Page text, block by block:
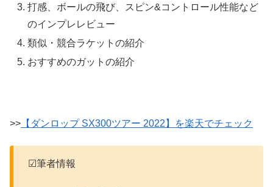
打感、ボールの飛び、スピン&コントロール性能など
のインプレレビュー
類似・競合ラケットの紹介
おすすめのガットの紹介
>> 【ダンロップ SX300ツアー 2022】を楽天でチェック
☑筆者情報